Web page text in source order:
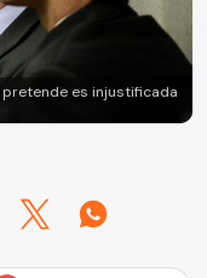
es injustificada